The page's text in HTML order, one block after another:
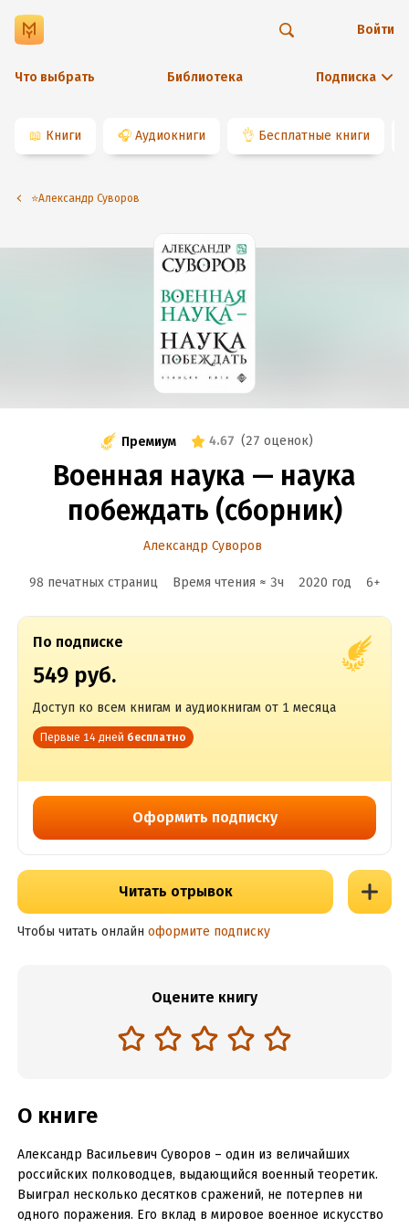
Что выбрать Библиотека Подписка
Войти
📖 Книги 🎧 Аудиокниги 👌 Бесплатные книги
⭐️Александр Суворов
Премиум 4.67 (27 оценок)
Военная наука — наука
побеждать (сборник)
Александр Суворов
98 печатных страниц Время чтения ≈ 3ч 2020 год 6+
По подписке
549 руб.
Доступ ко всем книгам и аудиокнигам от 1 месяца
Первые 14 дней бесплатно
Оформить подписку
Читать отрывок
Чтобы читать онлайн оформите подписку
Оцените книгу
О книге
Александр Васильевич Суворов – один из величайших
российских полководцев, выдающийся военный теоретик.
Выиграл несколько десятков сражений, не потерпев ни
одного поражения. Его вклад в мировое военное искусство